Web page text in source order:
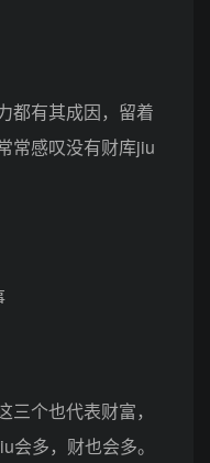
有其成因，留着
常感叹没有财库jiu
个也代表财富，
多，财也会多。